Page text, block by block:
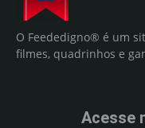
O Feededigno® é um
filmes, quadrinhos e
Acesse